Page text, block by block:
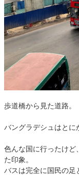
歩道橋から見た道路。
バングラデシュはとに
色んな国に行ったけど
た印象。
バスは完全に国民の足